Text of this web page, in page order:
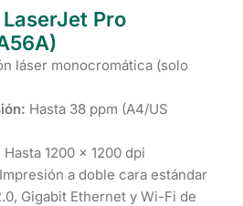
Pro
láser monocromática (solo
Hasta 38 ppm (A4/US
Hasta 1200 × 1200 dpi
Impresión a doble cara estándar
Gigabit Ethernet y Wi-Fi de